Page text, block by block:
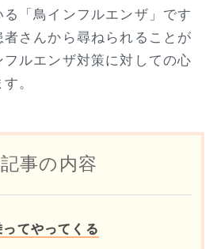
「鳥インフルエンザ」です
さんから尋ねられることが
ルエンザ対策に対しての心
。
事の内容
てやってくる